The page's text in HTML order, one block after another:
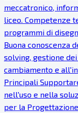
meccatronico,
liceo. Competenze
programmi di
Buona conoscenza
solving, gestione
cambiamento e
Principali
nell'uso e nella
per la